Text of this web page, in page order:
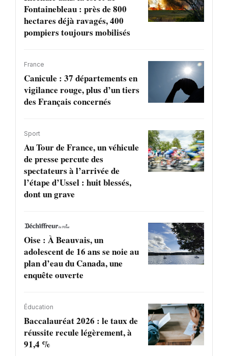
Fontainebleau : près de 800
hectares déjà ravagés, 400
pompiers toujours mobilisés
France
Canicule : 37 départements en
vigilance rouge, plus d’un tiers
des Français concernés
Sport
Au Tour de France, un véhicule
de presse percute des
spectateurs à l’arrivée de
l’étape d’Ussel : huit blessés,
dont un grave
Oise : À Beauvais, un
adolescent de 16 ans se noie au
plan d’eau du Canada, une
enquête ouverte
Éducation
Baccalauréat 2026 : le taux de
réussite recule légèrement, à
91,4 %